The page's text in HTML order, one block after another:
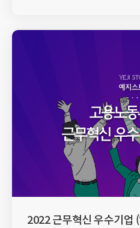
2022 근무혁신 우수기업